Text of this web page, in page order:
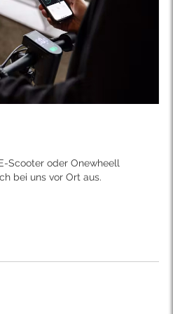
Scooter oder Onewheell
bei uns vor Ort aus.